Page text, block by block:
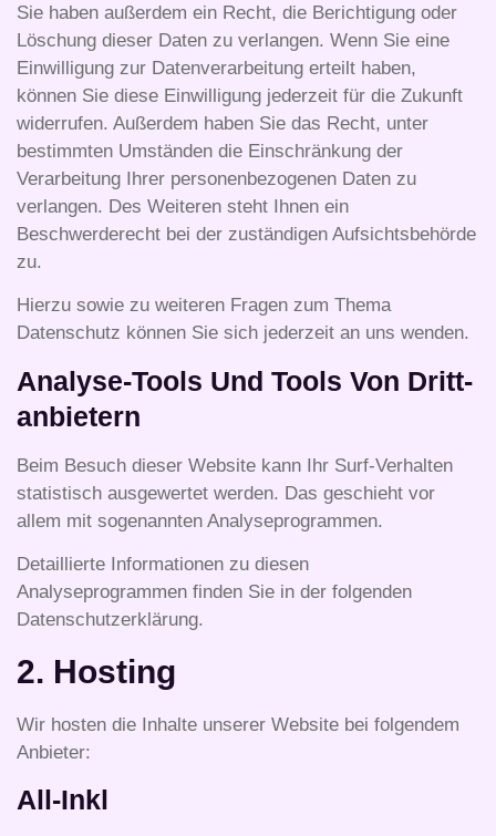
Sie haben außerdem ein Recht, die Berichtigung oder
Löschung dieser Daten zu verlangen. Wenn Sie eine
Einwilligung zur Datenverarbeitung erteilt haben,
können Sie diese Einwilligung jederzeit für die Zukunft
widerrufen. Außerdem haben Sie das Recht, unter
bestimmten Umständen die Einschränkung der
Verarbeitung Ihrer personenbezogenen Daten zu
verlangen. Des Weiteren steht Ihnen ein
Beschwerderecht bei der zuständigen Aufsichtsbehörde
zu.
Hierzu sowie zu weiteren Fragen zum Thema
Datenschutz können Sie sich jederzeit an uns wenden.
Analyse-Tools Und Tools Von Dritt­
Anbietern
Beim Besuch dieser Website kann Ihr Surf-Verhalten
statistisch ausgewertet werden. Das geschieht vor
allem mit sogenannten Analyseprogrammen.
Detaillierte Informationen zu diesen
Analyseprogrammen finden Sie in der folgenden
Datenschutzerklärung.
2. Hosting
Wir hosten die Inhalte unserer Website bei folgendem
Anbieter:
All-Inkl